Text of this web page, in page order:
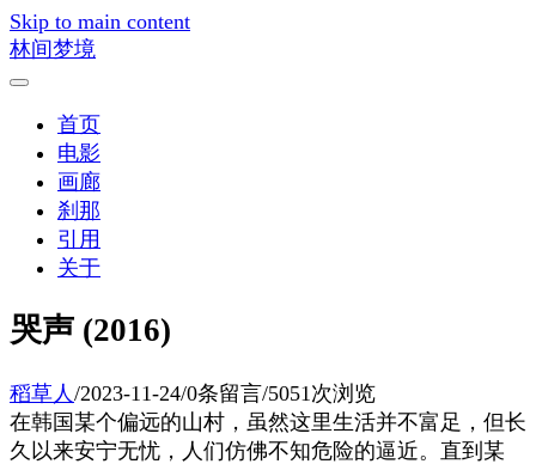
Skip to main content
林间梦境
首页
电影
画廊
刹那
引用
关于
哭声 (2016)
稻草人 /2023-11-24/0条留言/5051次浏览
在韩国某个偏远的山村，虽然这里生活并不富足，但长
久以来安宁无忧，人们仿佛不知危险的逼近。直到某